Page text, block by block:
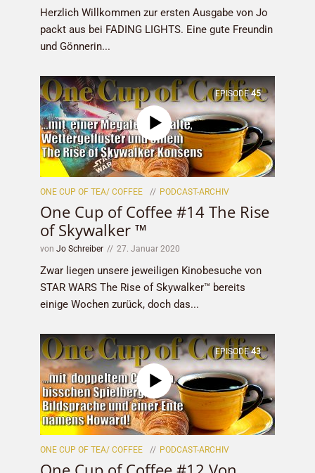
Herzlich Willkommen zur ersten Ausgabe von Jo
packt aus bei FADING LIGHTS. Eine gute Freundin
und Gönnerin...
EPISODE 45
ONE CUP OF TEA/ COFFEE PODCAST-ARCHIV
One Cup of Coffee #14 The Rise
of Skywalker ™
von Jo Schreiber 27. Januar 2020
Zwar liegen unsere jeweiligen Kinobesuche von
STAR WARS The Rise of Skywalker™ bereits
einige Wochen zurück, doch das...
EPISODE 43
ONE CUP OF TEA/ COFFEE PODCAST-ARCHIV